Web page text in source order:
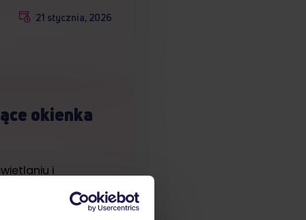
21 stycznia, 2026
okienka
i
19 stycznia, 2026